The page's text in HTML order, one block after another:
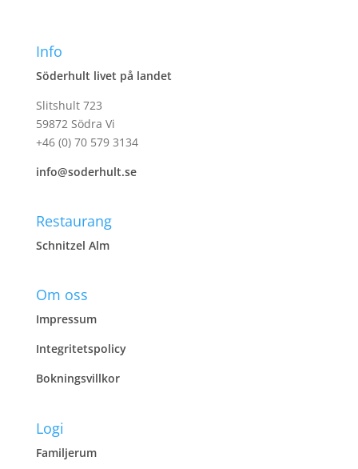
Info
Söderhult livet på landet
Slitshult 723
59872 Södra Vi
+46 (0) 70 579 3134
info@soderhult.se
Restaurang
Schnitzel Alm
Om oss
Impressum
Integritetspolicy
Bokningsvillkor
Logi
Familjerum